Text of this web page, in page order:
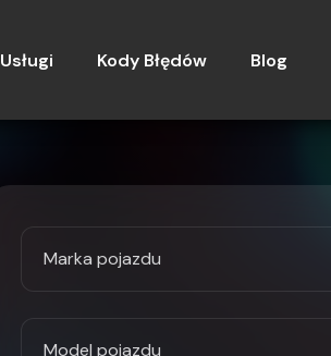
Usługi Kody Błędów Blog